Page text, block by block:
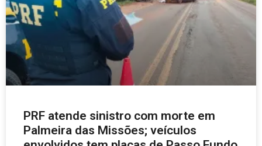
PRF atende sinistro com morte em
Palmeira das Missões; veículos